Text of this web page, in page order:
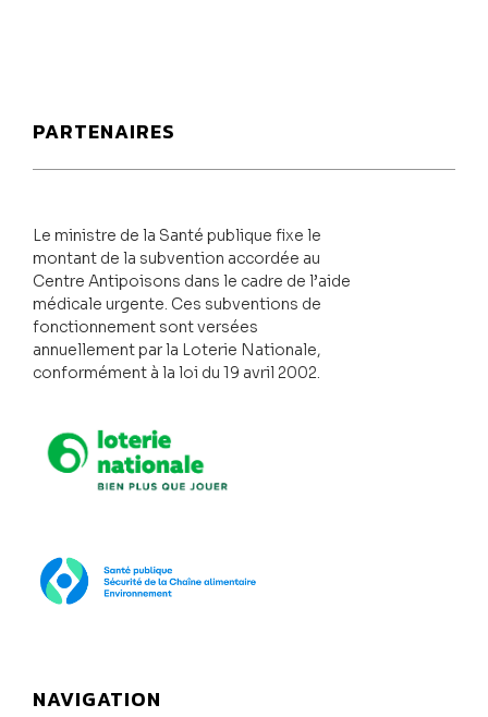
PARTENAIRES
Le ministre de la Santé publique fixe le
montant de la subvention accordée au
Centre Antipoisons dans le cadre de l’aide
médicale urgente. Ces subventions de
fonctionnement sont versées
annuellement par la Loterie Nationale,
conformément à la loi du 19 avril 2002.
Loterie Nationale
NAVIGATION